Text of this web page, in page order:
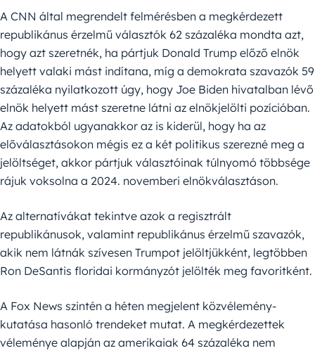
A CNN által megrendelt felmérésben a megkérdezett
republikánus érzelmű választók 62 százaléka mondta azt,
hogy azt szeretnék, ha pártjuk Donald Trump előző elnök
helyett valaki mást indítana, míg a demokrata szavazók 59
százaléka nyilatkozott úgy, hogy Joe Biden hivatalban lévő
elnök helyett mást szeretne látni az elnökjelölti pozícióban.
Az adatokból ugyanakkor az is kiderül, hogy ha az
előválasztásokon mégis ez a két politikus szerezné meg a
jelöltséget, akkor pártjuk választóinak túlnyomó többsége
rájuk voksolna a 2024. novemberi elnökválasztáson.
Az alternatívákat tekintve azok a regisztrált
republikánusok, valamint republikánus érzelmű szavazók,
akik nem látnák szívesen Trumpot jelöltjükként, legtöbben
Ron DeSantis floridai kormányzót jelölték meg favoritként.
A Fox News szintén a héten megjelent közvélemény-
kutatása hasonló trendeket mutat. A megkérdezettek
véleménye alapján az amerikaiak 64 százaléka nem